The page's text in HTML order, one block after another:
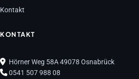
Kontakt
KONTAKT
Hörner Weg 58A 49078 Osnabrück
0541 507 988 08